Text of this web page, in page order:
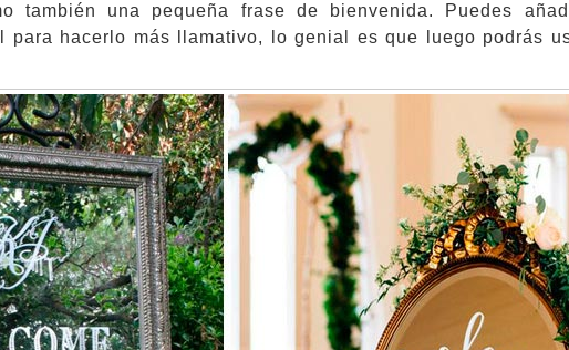
también una pequeña frase de bienvenida. Puedes
para hacerlo más llamativo, lo genial es que luego podrás